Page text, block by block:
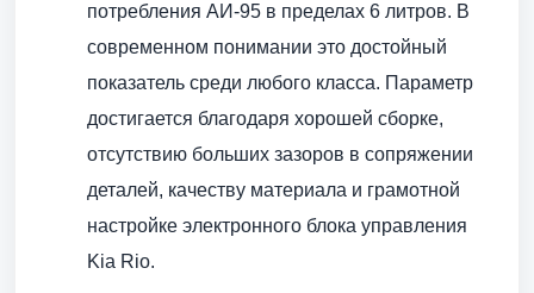
потребления АИ-95 в пределах 6 литров. В
современном понимании это достойный
показатель среди любого класса. Параметр
достигается благодаря хорошей сборке,
отсутствию больших зазоров в сопряжении
деталей, качеству материала и грамотной
настройке электронного блока управления
Kia Rio.